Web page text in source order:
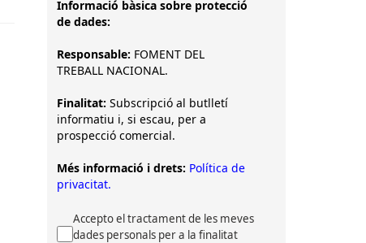
Informació bàsica sobre protecció
de dades:
Responsable: FOMENT DEL
TREBALL NACIONAL.
Finalitat: Subscripció al butlletí
informatiu i, si escau, per a
prospecció comercial.
Més informació i drets: Política de
privacitat.
Accepto el tractament de les meves
dades personals per a la finalitat